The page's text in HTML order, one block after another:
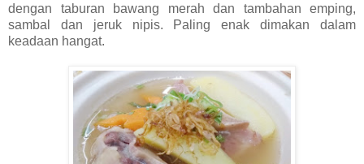
dengan taburan bawang merah dan tambahan emping,
sambal dan jeruk nipis. Paling enak dimakan dalam
keadaan hangat.